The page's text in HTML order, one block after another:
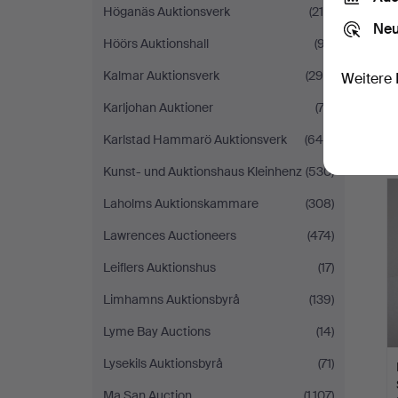
Höganäs Auktionsverk
(215)
Höörs Auktionshall
(97)
Kalmar Auktionsverk
(294)
Karljohan Auktioner
(72)
Karlstad Hammarö Auktionsverk
(645)
Kunst- und Auktionshaus Kleinhenz (530)
Laholms Auktionskammare
(308)
Lawrences Auctioneers
(474)
Leiflers Auktionshus
(17)
Limhamns Auktionsbyrå
(139)
Lyme Bay Auctions
(14)
Lysekils Auktionsbyrå
(71)
Weitere